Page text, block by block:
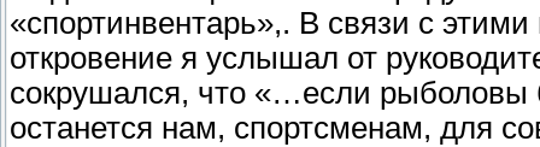
«спортинвентарь»,. В связи с
откровение я услышал от
сокрушался, что «…если рыболовы
останется нам, спортсменам, для